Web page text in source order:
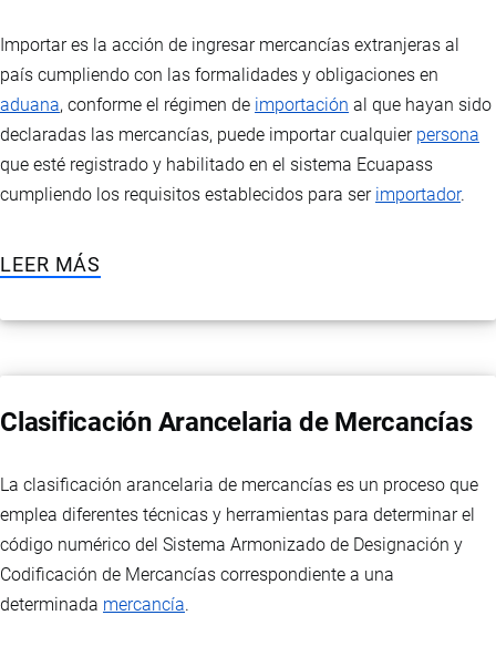
Importar es la acción de ingresar mercancías extranjeras al
país cumpliendo con las formalidades y obligaciones en
aduana, conforme el régimen de importación al que hayan sido
declaradas las mercancías, puede importar cualquier persona
que esté registrado y habilitado en el sistema Ecuapass
cumpliendo los requisitos establecidos para ser importador.
LEER MÁS
Clasificación Arancelaria de Mercancías
La clasificación arancelaria de mercancías es un proceso que
emplea diferentes técnicas y herramientas para determinar el
código numérico del Sistema Armonizado de Designación y
Codificación de Mercancías correspondiente a una
determinada mercancía.